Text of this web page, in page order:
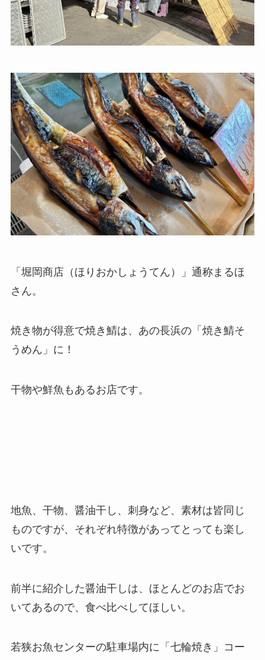
「堀岡商店（ほりおかしょうてん）」通称まるほ
さん。
焼き物が得意で焼き鯖は、あの長浜の「焼き鯖そ
うめん」に！
干物や鮮魚もあるお店です。
地魚、干物、醤油干し、刺身など、素材は皆同じ
ものですが、それぞれ特徴があってとっても楽し
いです。
前半に紹介した醤油干しは、ほとんどのお店でお
いてあるので、食べ比べしてほしい。
若狭お魚センターの駐車場内に「七輪焼き」コー